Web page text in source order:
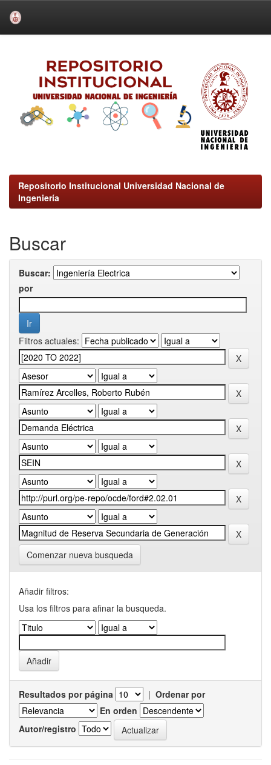
Repositorio Institucional Universidad Nacional de
Ingeniería
Buscar
Buscar:
por
Filtros actuales:
Comenzar nueva busqueda
Añadir filtros:
Usa los filtros para afinar la busqueda.
Resultados por página | Ordenar por
En orden
Autor/registro